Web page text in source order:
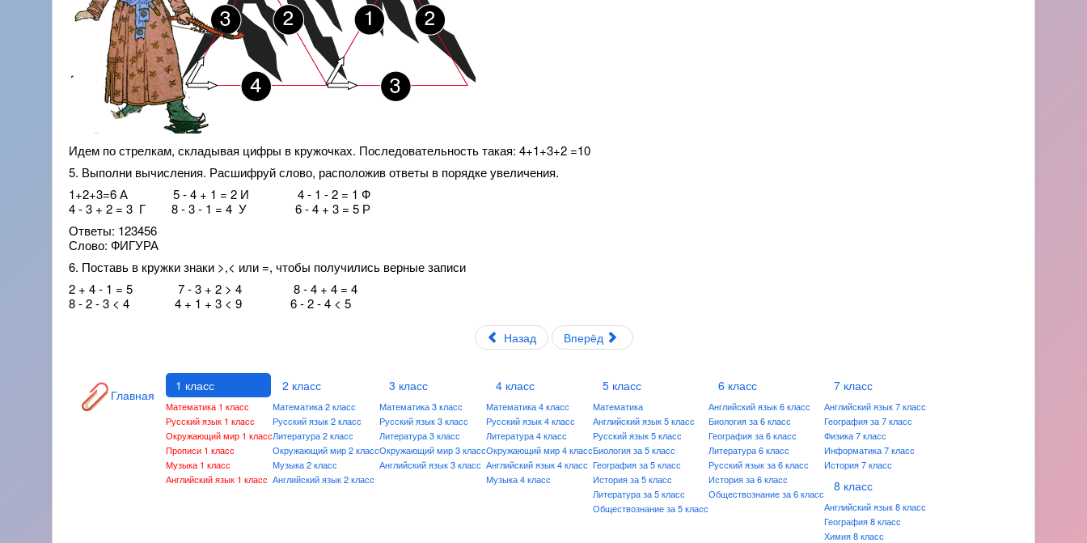
Идем по стрелкам, складывая цифры в кружочках. Последовательность такая: 4+1+3+2 =10
5. Выполни вычисления. Расшифруй слово, расположив ответы в порядке увеличения.
1+2+3=6 А 5 - 4 + 1 = 2 И 4 - 1 - 2 = 1 Ф
4 - 3 + 2 = 3 Г 8 - 3 - 1 = 4 У 6 - 4 + 3 = 5 Р
Ответы: 123456
Слово: ФИГУРА
6. Поставь в кружки знаки >,< или =, чтобы получились верные записи
2 + 4 - 1 = 5 7 - 3 + 2 > 4 8 - 4 + 4 = 4
8 - 2 - 3 < 4 4 + 1 + 3 < 9 6 - 2 - 4 < 5
Назад Вперёд
Главная
1 класс
Математика 1 класс
Русский язык 1 класс
Окружающий мир 1 класс
Прописи 1 класс
Музыка 1 класс
Английский язык 1 класс
2 класс
Математика 2 класс
Русский язык 2 класс
Литература 2 класс
Окружающий мир 2 класс
Музыка 2 класс
Английский язык 2 класс
3 класс
Математика 3 класс
Русский язык 3 класс
Литература 3 класс
Окружающий мир 3 класс
Английский язык 3 класс
4 класс
Математика 4 класс
Русский язык 4 класс
Литература 4 класс
Окружающий мир 4 класс
Английский язык 4 класс
Музыка 4 класс
5 класс
Математика
Английский язык 5 класс
Русский язык 5 класс
Биология за 5 класс
География за 5 класс
История за 5 класс
Литература за 5 класс
Обществознание за 5 класс
6 класс
Английский язык 6 класс
Биология за 6 класс
География за 6 класс
Литература 6 класс
Русский язык за 6 класс
История за 6 класс
Обществознание за 6 класс
7 класс
Английский язык 7 класс
География за 7 класс
Физика 7 класс
Информатика 7 класс
История 7 класс
8 класс
Английский язык 8 класс
География 8 класс
Химия 8 класс